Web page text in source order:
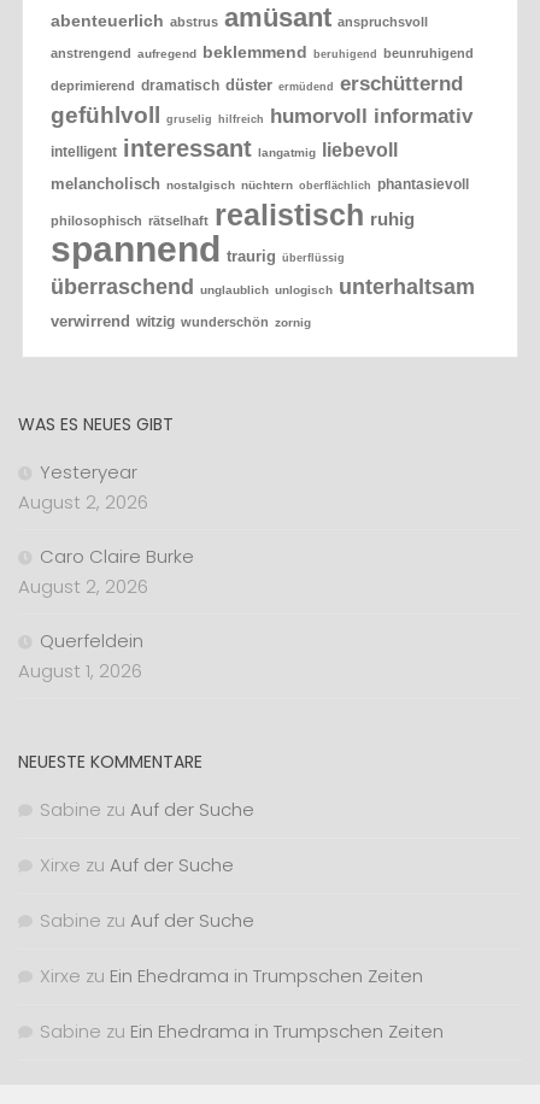
abenteuerlich abstrus amüsant anspruchsvoll
anstrengend aufregend beklemmend beruhigend beunruhigend
deprimierend dramatisch düster ermüdend erschütternd
gefühlvoll gruselig hilfreich humorvoll informativ
intelligent interessant langatmig liebevoll
melancholisch nostalgisch nüchtern oberflächlich phantasievoll
philosophisch rätselhaft realistisch ruhig
spannend traurig überflüssig
überraschend unglaublich unlogisch unterhaltsam
verwirrend witzig wunderschön zornig
WAS ES NEUES GIBT
Yesteryear
August 2, 2026
Caro Claire Burke
August 2, 2026
Querfeldein
August 1, 2026
NEUESTE KOMMENTARE
Sabine zu Auf der Suche
Xirxe zu Auf der Suche
Sabine zu Auf der Suche
Xirxe zu Ein Ehedrama in Trumpschen Zeiten
Sabine zu Ein Ehedrama in Trumpschen Zeiten